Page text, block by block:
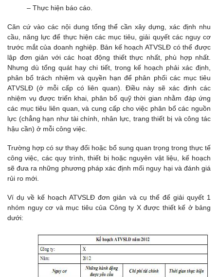
– Thực hiện báo cáo.
Căn cứ vào các nội dung tổng thể cần xây dựng, xác định nhu
cầu, năng lực để thực hiện các mục tiêu, giải quyết các nguy cơ
trước mắt của doanh nghiệp. Bản kế hoạch ATVSLĐ có thể được
lập đơn giản với các hoạt động thiết thực nhất, phù hợp nhất.
Nhưng dù tổng quát hay chi tiết, trong kế hoạch phải xác định,
phân bổ trách nhiệm và quyền hạn để phân phối các mục tiêu
ATVSLĐ (ở mỗi cấp có liên quan). Điều này sẽ xác định các
nhiệm vụ được triển khai, phân bổ quỹ thời gian nhằm đáp ứng
các mục tiêu liên quan, và cung cấp cho việc phân bổ các nguồn
lực (chẳng hạn như tài chính, nhân lực, trang thiết bị và công tác
hậu cần) ở mỗi công việc.
Trường hợp có sự thay đổi hoặc bổ sung quan trọng trong thực tế
công việc, các quy trình, thiết bị hoặc nguyên vật liệu, kế hoạch
sẽ đưa ra những phương pháp xác định mối nguy hại và đánh giá
rủi ro mới.
Ví dụ về kế hoạch ATVSLĐ đơn giản và cụ thể để giải quyết 1
nhóm nguy cơ và mục tiêu của Công ty X được thiết kế ở bảng
dưới: